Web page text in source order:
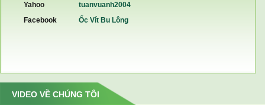
Yahoo
tuanvuanh2004
Facebook
Ốc Vít Bu Lông
VIDEO VỀ CHÚNG TÔI